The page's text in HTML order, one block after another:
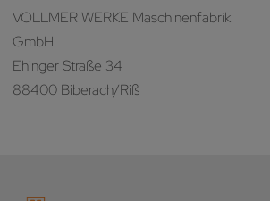
VOLLMER WERKE Maschinenfabrik
GmbH
Ehinger Straße 34
88400 Biberach/Riß